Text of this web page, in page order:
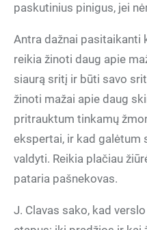
paskutinius pinigus, jei
Antra dažnai pasitaikanti
reikia žinoti daug apie
siaurą sritį ir būti savo
žinoti mažai apie daug
pritrauktum tinkamų
ekspertai, ir kad galėtum
valdyti. Reikia plačiau
pataria pašnekovas.
J. Clavas sako, kad